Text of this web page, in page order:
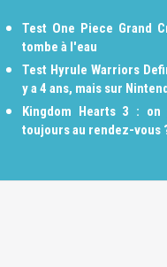
Test One Piece Grand
tombe à l'eau
Test Hyrule Warriors
y a 4 ans, mais sur
Kingdom Hearts 3 :
toujours au rendez-vous